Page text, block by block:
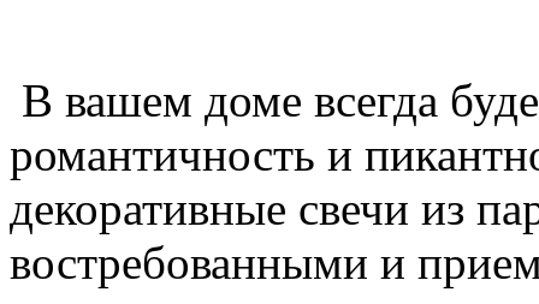
В вашем доме всегда
романтичность и
декоративные свечи из
востребованными и